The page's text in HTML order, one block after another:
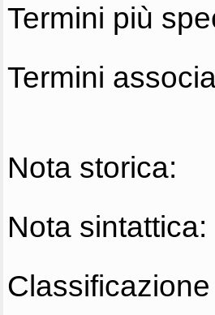
Termini più
Termini
Nota storica:
Nota sintattica: